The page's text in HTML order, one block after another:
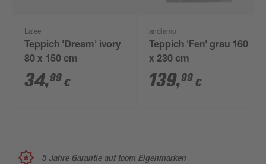
Lalee
Teppich 'Dream' ivory
80 x 150 cm
34,99 €
andiamo
Teppich 'Fen' grau 160
x 230 cm
139,99 €
5 Jahre Garantie auf toom Eigenmarken